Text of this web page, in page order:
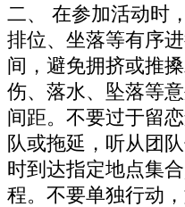
二、 在参加活动时
排位、坐落等有序
间，避免拥挤或推
伤、落水、坠落等
间距。不要过于留
队或拖延，听从团
时到达指定地点集
程。不要单独行动